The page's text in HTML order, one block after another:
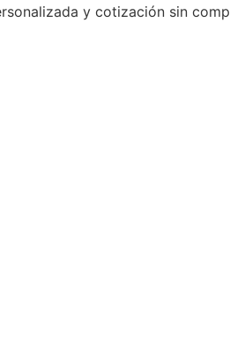
y cotización sin